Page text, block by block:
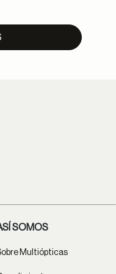
SOMOS
Multiópticas